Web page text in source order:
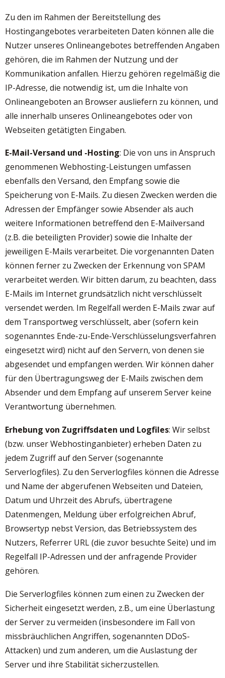
Zu den im Rahmen der Bereitstellung des
Hostingangebotes verarbeiteten Daten können alle die
Nutzer unseres Onlineangebotes betreffenden Angaben
gehören, die im Rahmen der Nutzung und der
Kommunikation anfallen. Hierzu gehören regelmäßig die
IP-Adresse, die notwendig ist, um die Inhalte von
Onlineangeboten an Browser ausliefern zu können, und
alle innerhalb unseres Onlineangebotes oder von
Webseiten getätigten Eingaben.
E-Mail-Versand und -Hosting: Die von uns in Anspruch
genommenen Webhosting-Leistungen umfassen
ebenfalls den Versand, den Empfang sowie die
Speicherung von E-Mails. Zu diesen Zwecken werden die
Adressen der Empfänger sowie Absender als auch
weitere Informationen betreffend den E-Mailversand
(z.B. die beteiligten Provider) sowie die Inhalte der
jeweiligen E-Mails verarbeitet. Die vorgenannten Daten
können ferner zu Zwecken der Erkennung von SPAM
verarbeitet werden. Wir bitten darum, zu beachten, dass
E-Mails im Internet grundsätzlich nicht verschlüsselt
versendet werden. Im Regelfall werden E-Mails zwar auf
dem Transportweg verschlüsselt, aber (sofern kein
sogenanntes Ende-zu-Ende-Verschlüsselungsverfahren
eingesetzt wird) nicht auf den Servern, von denen sie
abgesendet und empfangen werden. Wir können daher
für den Übertragungsweg der E-Mails zwischen dem
Absender und dem Empfang auf unserem Server keine
Verantwortung übernehmen.
Erhebung von Zugriffsdaten und Logfiles: Wir selbst
(bzw. unser Webhostinganbieter) erheben Daten zu
jedem Zugriff auf den Server (sogenannte
Serverlogfiles). Zu den Serverlogfiles können die Adresse
und Name der abgerufenen Webseiten und Dateien,
Datum und Uhrzeit des Abrufs, übertragene
Datenmengen, Meldung über erfolgreichen Abruf,
Browsertyp nebst Version, das Betriebssystem des
Nutzers, Referrer URL (die zuvor besuchte Seite) und im
Regelfall IP-Adressen und der anfragende Provider
gehören.
Die Serverlogfiles können zum einen zu Zwecken der
Sicherheit eingesetzt werden, z.B., um eine Überlastung
der Server zu vermeiden (insbesondere im Fall von
missbräuchlichen Angriffen, sogenannten DDoS-
Attacken) und zum anderen, um die Auslastung der
Server und ihre Stabilität sicherzustellen.